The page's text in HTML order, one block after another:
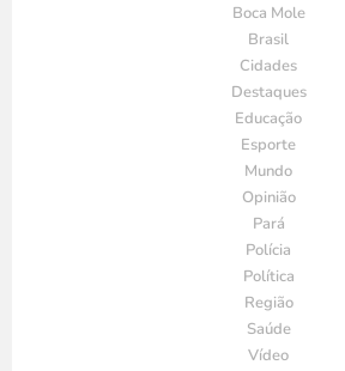
Boca Mole
Brasil
Cidades
Destaques
Educação
Esporte
Mundo
Opinião
Pará
Polícia
Política
Região
Saúde
Vídeo